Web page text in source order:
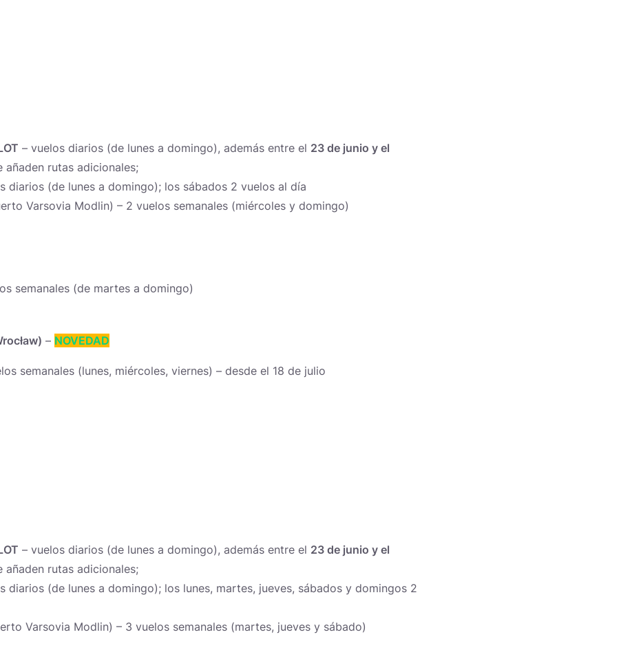
– vuelos diarios (de lunes a domingo), además entre el 23 de junio y el
añaden rutas adicionales;
diarios (de lunes a domingo); los sábados 2 vuelos al día
Varsovia Modlin) – 2 vuelos semanales (miércoles y domingo)
semanales (de martes a domingo)
– NOVEDAD
semanales (lunes, miércoles, viernes) – desde el 18 de julio
– vuelos diarios (de lunes a domingo), además entre el 23 de junio y el
añaden rutas adicionales;
diarios (de lunes a domingo); los lunes, martes, jueves, sábados y domingos 2
Varsovia Modlin) – 3 vuelos semanales (martes, jueves y sábado)